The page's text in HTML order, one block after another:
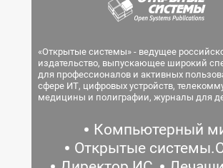
«Открытые системы» - ведущее
издательство, выпускающее широкий
для профессионалов и активных
сфере ИТ, цифровых устройств,
медицины и полиграфии, журналы для
Компьютерный
Открытые